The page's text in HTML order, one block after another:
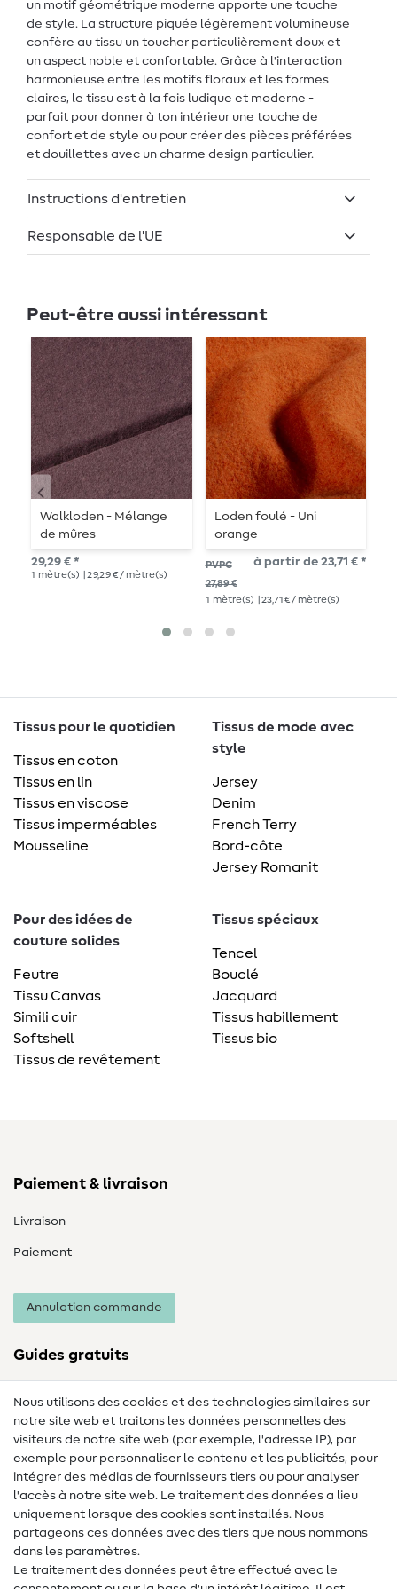
un motif géométrique moderne apporte une touche
de style. La structure piquée légèrement volumineuse
confère au tissu un toucher particulièrement doux et
un aspect noble et confortable. Grâce à l'interaction
harmonieuse entre les motifs floraux et les formes
claires, le tissu est à la fois ludique et moderne -
parfait pour donner à ton intérieur une touche de
confort et de style ou pour créer des pièces préférées
et douillettes avec un charme design particulier.
Instructions d'entretien
Responsable de l'UE
Peut-être aussi intéressant
Walkloden - Mélange
de mûres
29,29 € *
1 mètre(s) | 29,29 € / mètre(s)
Loden foulé - Uni
orange
PVPC
27,89 €
à partir de 23,71 € *
1 mètre(s) | 23,71 € / mètre(s)
Tissus pour le quotidien
Tissus en coton
Tissus en lin
Tissus en viscose
Tissus imperméables
Mousseline
Tissus de mode avec
style
Jersey
Denim
French Terry
Bord-côte
Jersey Romanit
Pour des idées de
couture solides
Feutre
Tissu Canvas
Simili cuir
Softshell
Tissus de revêtement
Tissus spéciaux
Tencel
Bouclé
Jacquard
Tissus habillement
Tissus bio
Paiement & livraison
Livraison
Paiement
Annulation commande
Guides gratuits
Lexique de couture
Tutos de couture
Aide & contact
Contact
Changement de propriétaire
Nous utilisons des cookies et des technologies similaires sur
notre site web et traitons les données personnelles des
visiteurs de notre site web (par exemple, l'adresse IP), par
exemple pour personnaliser le contenu et les publicités, pour
intégrer des médias de fournisseurs tiers ou pour analyser
l'accès à notre site web. Le traitement des données a lieu
uniquement lorsque des cookies sont installés. Nous
partageons ces données avec des tiers que nous nommons
dans les paramètres.
Le traitement des données peut être effectué avec le